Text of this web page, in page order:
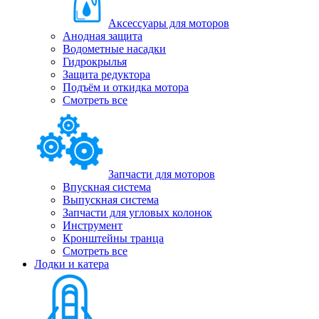
Аксессуары для моторов
Анодная защита
Водометные насадки
Гидрокрылья
Защита редуктора
Подъём и откидка мотора
Смотреть все
Запчасти для моторов
Впускная система
Выпускная система
Запчасти для угловых колонок
Инструмент
Кронштейны транца
Смотреть все
Лодки и катера